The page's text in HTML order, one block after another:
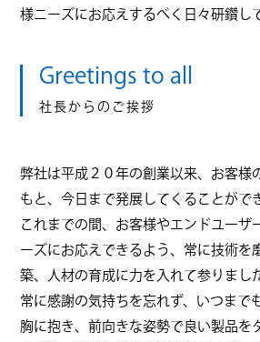
様ニーズにお応えするべく日々研鑽し
Greetings to all
社長からのご挨拶
弊社は平成２０年の創業以来、お客様
もと、今日まで発展してくることがで
これまでの間、お客様やエンドユーザ
ーズにお応えできるよう、常に技術を
築、人材の育成に力を入れて参りまし
常に感謝の気持ちを忘れず、いつまで
胸に抱き、前向きな姿勢で良い製品を